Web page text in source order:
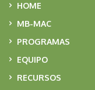
HOME
MB-MAC
PROGRAMAS
EQUIPO
RECURSOS